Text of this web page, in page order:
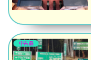
中古品